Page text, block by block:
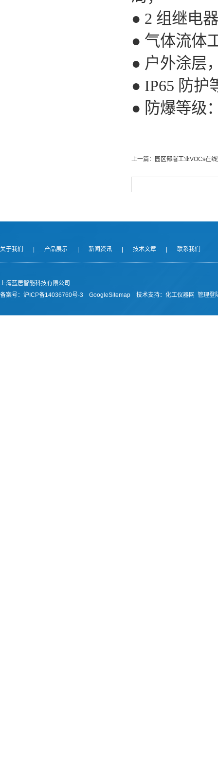
● 2 组继电
● 气体流体
● 户外涂层
● IP65 防护
● 防爆等级
上一篇： 园区部署工业VOCs在
关于我们 产品展示 新闻资讯 技术文章 联系我们
上海蓝居智能科技有限公司
备案号： 沪ICP备14036760号-3 GoogleSitemap 技术支持： 化工仪器网 管理登